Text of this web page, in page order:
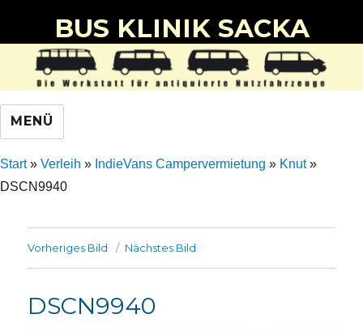
BUS KLINIK SACKA
MENÜ
Start» Verleih » IndieVans Campervermietung » Knut»
DSCN9940
Vorheriges Bild Nächstes Bild
DSCN9940